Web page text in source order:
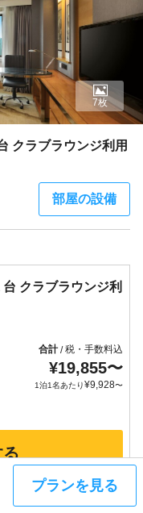
プランを見る
クラブラウンジ利用
部屋の設備
7枚
クラブラウンジ利
合計/税・手数料込
¥19,855〜
1泊1名あたり¥9,928〜
る
件）